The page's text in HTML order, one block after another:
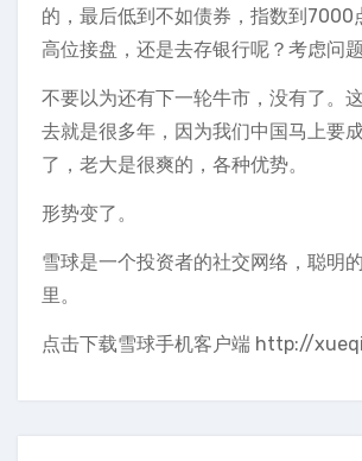
的，最后低到不如债券，指数到7000
高位接盘，还是去存银行呢？考虑问题
不要以为还有下一轮牛市，没有了。
去就是很多年，因为我们中国马上要
了，老大是很爽的，各种优势。
形势变了。
雪球是一个投资者的社交网络，聪明
里。
点击下载雪球手机客户端 http://